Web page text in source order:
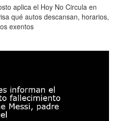
aplica el Hoy No Circula en
qué autos descansan, horarios,
exentos